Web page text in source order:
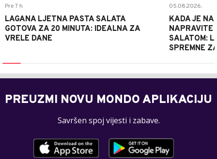
Pre 7 h
LAGANA LJETNA PASTA SALATA
GOTOVA ZA 20 MINUTA: IDEALNA ZA
VRELE DANE
05.08.2026.
KADA JE
NAPRAVITE
SALATOM:
SPREMNE
PREUZMI NOVU MONDO APLIKACIJU
Savršen spoj vijesti i zabave.